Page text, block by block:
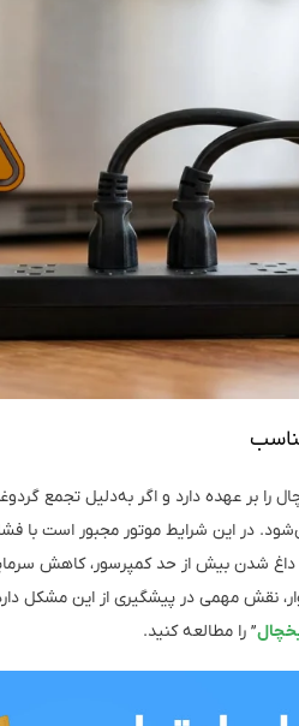
را بر عهده دارد و اگر به‌دلیل تجمع
در این شرایط موتور مجبور است با
داغ شدن بیش از حد کمپرسور، کاهش
نقش مهمی در پیشگیری از این مشکل
” را مطالعه کنید.